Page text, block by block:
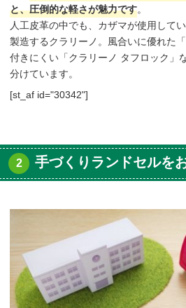
と、圧倒的な軽さが魅力です。
人工皮革の中でも、カザマが使用して
製造するクラリーノ。風合いに優れた
付きにくい「クラリーノ タフロック」
分けています。
[st_af id="30342"]
手づくりランドセルを